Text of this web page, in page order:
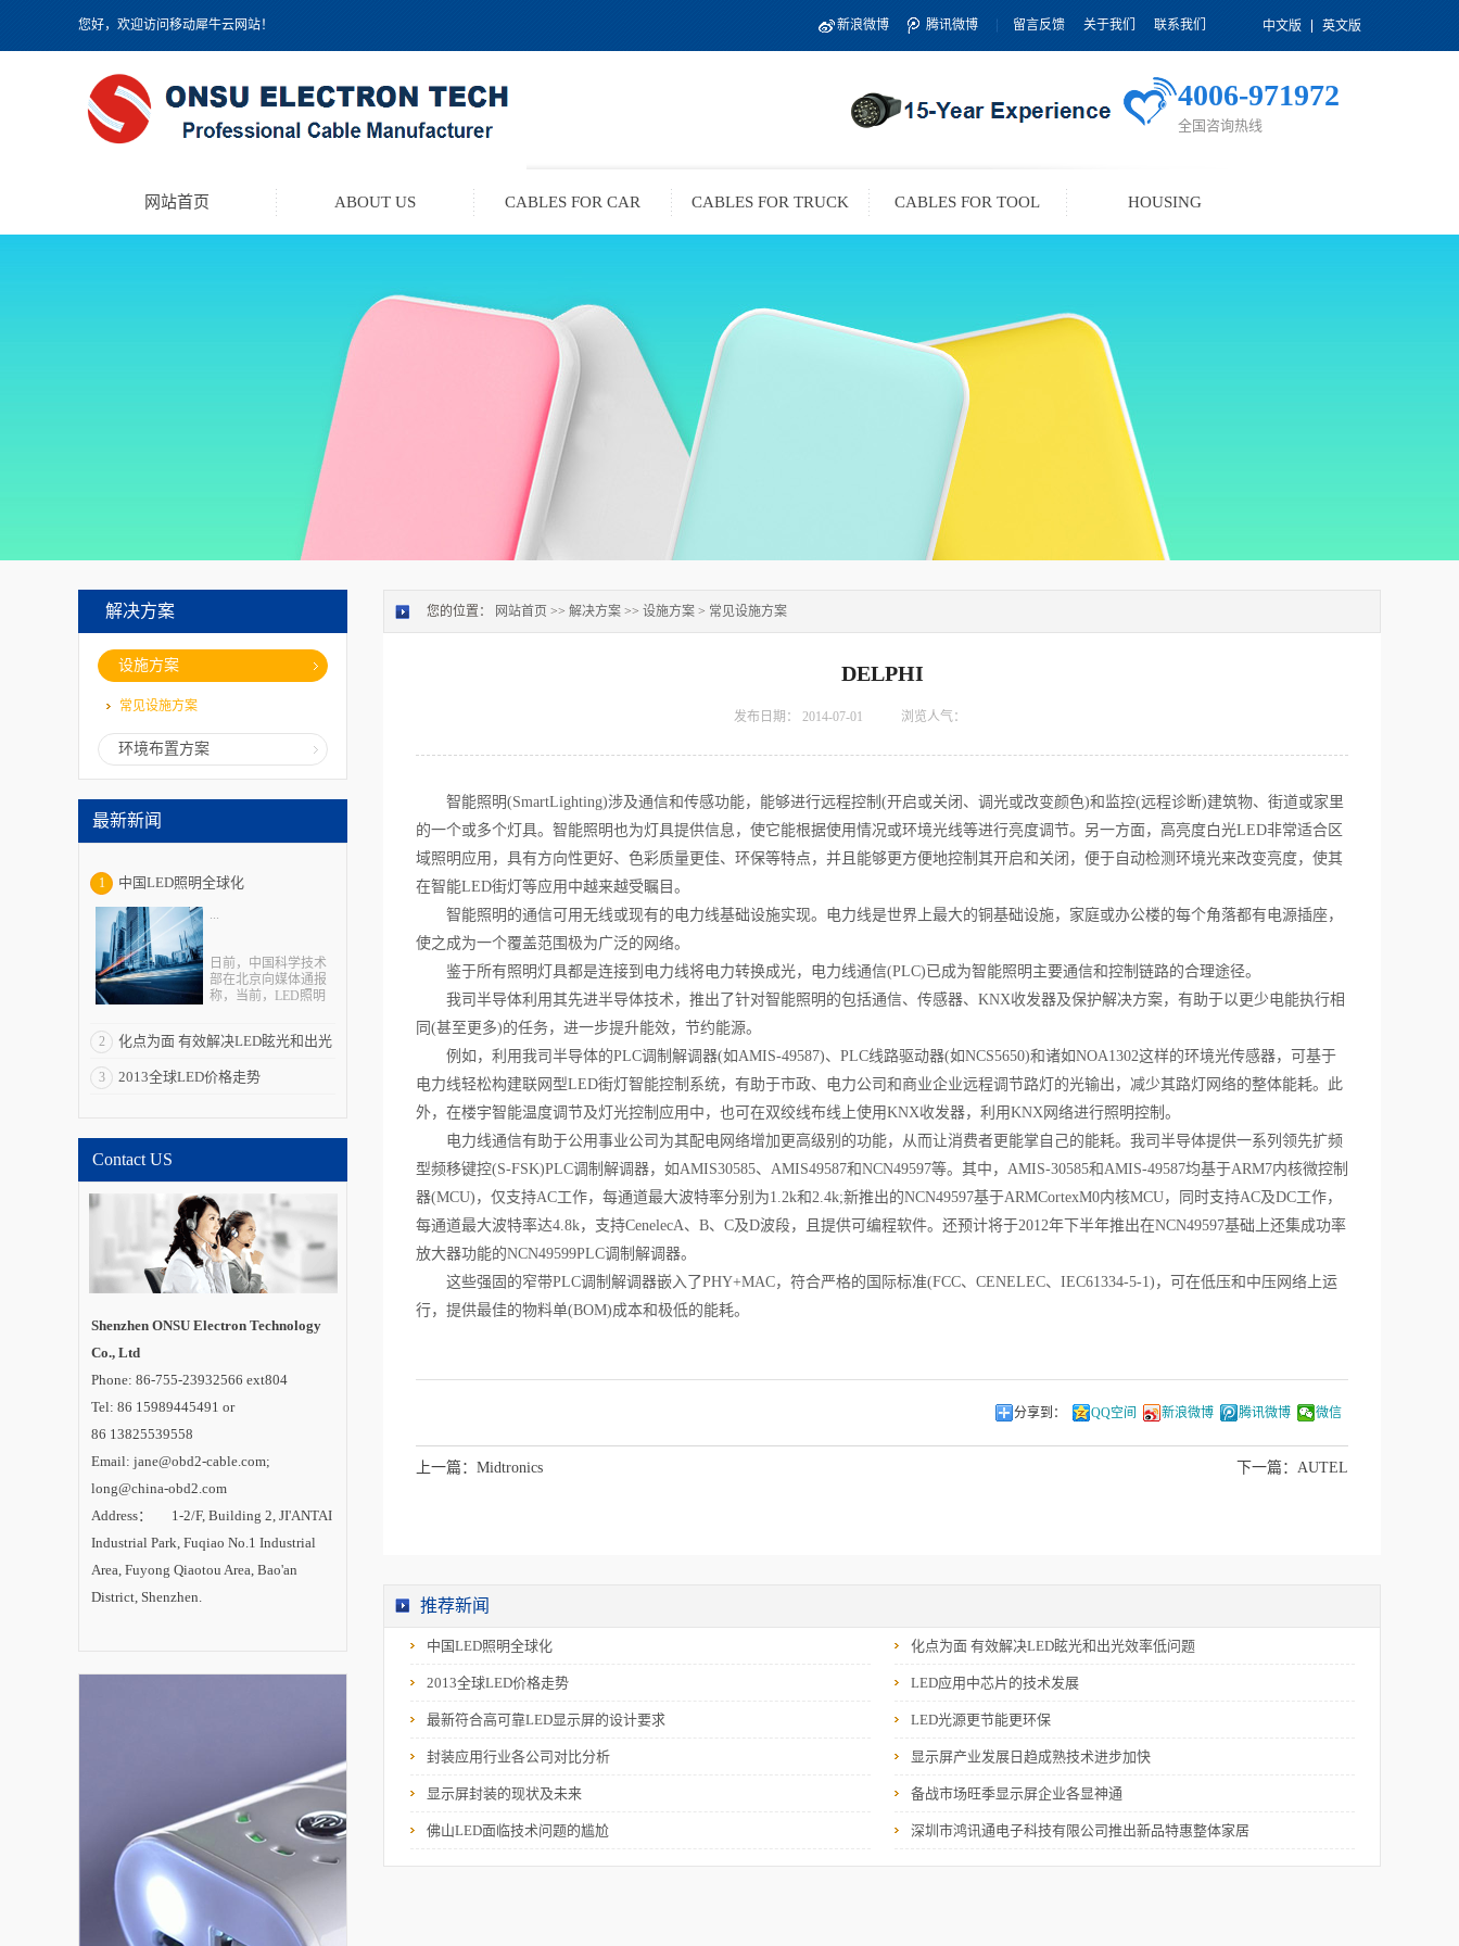
您好，欢迎访问移动犀牛云网站！ 中文版 英文版
新浪微博 腾讯微博 留言反馈 关于我们 联系我们
全国咨询热线
4006-971972
网站首页 ABOUT US CABLES FOR CAR CABLES FOR TRUCK CABLES FOR TOOL HOUSING
解决方案
设施方案
常见设施方案
环境布置方案
最新新闻
1 中国LED照明全球化
...
日前，中国科学技术
部在北京向媒体通报
称，当前，LED照明
应，被全球多个国家
业。“LED照明是一个
环”。 在与发达国
合作计划，中国半导
体照明国家重点实验
室在荷兰代尔夫特大
学建立海外研发实体
机构“国际开放创新中
心”，并共同培养博士
及博士后。中国还与
应用、标准检测、示
范工程评价和产品循
斯、南非建立“金砖国
家半导体照明合作平
设。 内专家认
为，LED照明已成为
命，在照明产业变革
着技术进步的推动和
市场需求的拉动，
2 化点为面 有效解决LED眩光和出光
效率低问题
3 2013全球LED价格走势
Contact US
Shenzhen ONSU Electron Technology
Co., Ltd
Phone: 86-755-23932566 ext804
Tel: 86 15989445491 or
86 13825539558
Email: jane@obd2-cable.com;
long@china-obd2.com
Address： 1-2/F, Building 2, JI'ANTAI
Industrial Park, Fuqiao No.1 Industrial
Area, Fuyong Qiaotou Area, Bao'an
District, Shenzhen.
您的位置： 网站首页 >> 解决方案 >> 设施方案 > 常见设施方案
DELPHI
发布日期： 2014-07-01 浏览人气：
智能照明(SmartLighting)涉及通信和传感功能，能够进行远程控制(开启或关闭、调光或改变颜色)和监控(远程诊断)建筑物、街道或家里
的一个或多个灯具。智能照明也为灯具提供信息，使它能根据使用情况或环境光线等进行亮度调节。另一方面，高亮度白光LED非常适合区
域照明应用，具有方向性更好、色彩质量更佳、环保等特点，并且能够更方便地控制其开启和关闭，便于自动检测环境光来改变亮度，使其
在智能LED街灯等应用中越来越受瞩目。
智能照明的通信可用无线或现有的电力线基础设施实现。电力线是世界上最大的铜基础设施，家庭或办公楼的每个角落都有电源插座，
使之成为一个覆盖范围极为广泛的网络。
鉴于所有照明灯具都是连接到电力线将电力转换成光，电力线通信(PLC)已成为智能照明主要通信和控制链路的合理途径。
我司半导体利用其先进半导体技术，推出了针对智能照明的包括通信、传感器、KNX收发器及保护解决方案，有助于以更少电能执行相
同(甚至更多)的任务，进一步提升能效，节约能源。
例如，利用我司半导体的PLC调制解调器(如AMIS-49587)、PLC线路驱动器(如NCS5650)和诸如NOA1302这样的环境光传感器，可基于
电力线轻松构建联网型LED街灯智能控制系统，有助于市政、电力公司和商业企业远程调节路灯的光输出，减少其路灯网络的整体能耗。此
外，在楼宇智能温度调节及灯光控制应用中，也可在双绞线布线上使用KNX收发器，利用KNX网络进行照明控制。
电力线通信有助于公用事业公司为其配电网络增加更高级别的功能，从而让消费者更能掌自己的能耗。我司半导体提供一系列领先扩频
型频移键控(S-FSK)PLC调制解调器，如AMIS30585、AMIS49587和NCN49597等。其中，AMIS-30585和AMIS-49587均基于ARM7内核微控制
器(MCU)，仅支持AC工作，每通道最大波特率分别为1.2k和2.4k;新推出的NCN49597基于ARMCortexM0内核MCU，同时支持AC及DC工作，
每通道最大波特率达4.8k，支持CenelecA、B、C及D波段，且提供可编程软件。还预计将于2012年下半年推出在NCN49597基础上还集成功率
放大器功能的NCN49599PLC调制解调器。
这些强固的窄带PLC调制解调器嵌入了PHY+MAC，符合严格的国际标准(FCC、CENELEC、IEC61334-5-1)，可在低压和中压网络上运
行，提供最佳的物料单(BOM)成本和极低的能耗。
分享到： QQ空间 新浪微博 腾讯微博 微信
上一篇： Midtronics 下一篇： AUTEL
推荐新闻
中国LED照明全球化 化点为面 有效解决LED眩光和出光效率低问题
2013全球LED价格走势 LED应用中芯片的技术发展
最新符合高可靠LED显示屏的设计要求 LED光源更节能更环保
封装应用行业各公司对比分析 显示屏产业发展日趋成熟技术进步加快
显示屏封装的现状及未来 备战市场旺季显示屏企业各显神通
佛山LED面临技术问题的尴尬 深圳市鸿讯通电子科技有限公司推出新品特惠整体家居